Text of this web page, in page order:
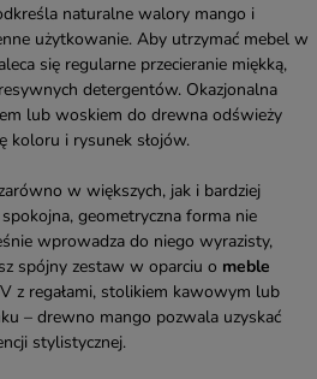
naturalne walory mango i
użytkowanie. Aby utrzymać mebel w
się regularne przecieranie miękką,
detergentów. Okazjonalna
lub woskiem do drewna odświeży
koloru i rysunek słojów.
w większych, jak i bardziej
geometryczna forma nie
wprowadza do niego wyrazisty,
spójny zestaw w oparciu o meble
z regałami, stolikiem kawowym lub
– drewno mango pozwala uzyskać
stylistycznej.